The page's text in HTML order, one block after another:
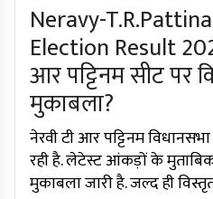
Neravy-
Election Result
आर पट्टिनम सीट पर
मुकाबला?
नेरवी टी आर पट्टिनम
रही है. लेटेस्ट आंकड़ों के
मुकाबला जारी है. जल्द ही